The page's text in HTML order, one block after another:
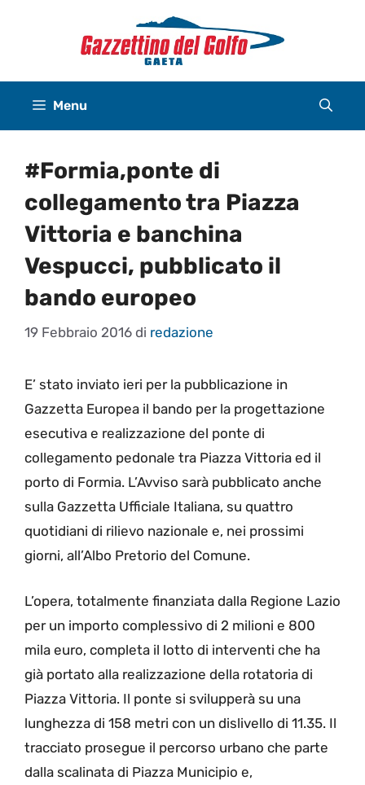
Menu
#Formia,ponte di
collegamento tra Piazza
Vittoria e banchina
Vespucci, pubblicato il
bando europeo
19 Febbraio 2016 di redazione
E’ stato inviato ieri per la pubblicazione in
Gazzetta Europea il bando per la progettazione
esecutiva e realizzazione del ponte di
collegamento pedonale tra Piazza Vittoria ed il
porto di Formia. L’Avviso sarà pubblicato anche
sulla Gazzetta Ufficiale Italiana, su quattro
quotidiani di rilievo nazionale e, nei prossimi
giorni, all’Albo Pretorio del Comune.
L’opera, totalmente finanziata dalla Regione Lazio
per un importo complessivo di 2 milioni e 800
mila euro, completa il lotto di interventi che ha
già portato alla realizzazione della rotatoria di
Piazza Vittoria. Il ponte si svilupperà su una
lunghezza di 158 metri con un dislivello di 11.35. Il
tracciato prosegue il percorso urbano che parte
dalla scalinata di Piazza Municipio e,